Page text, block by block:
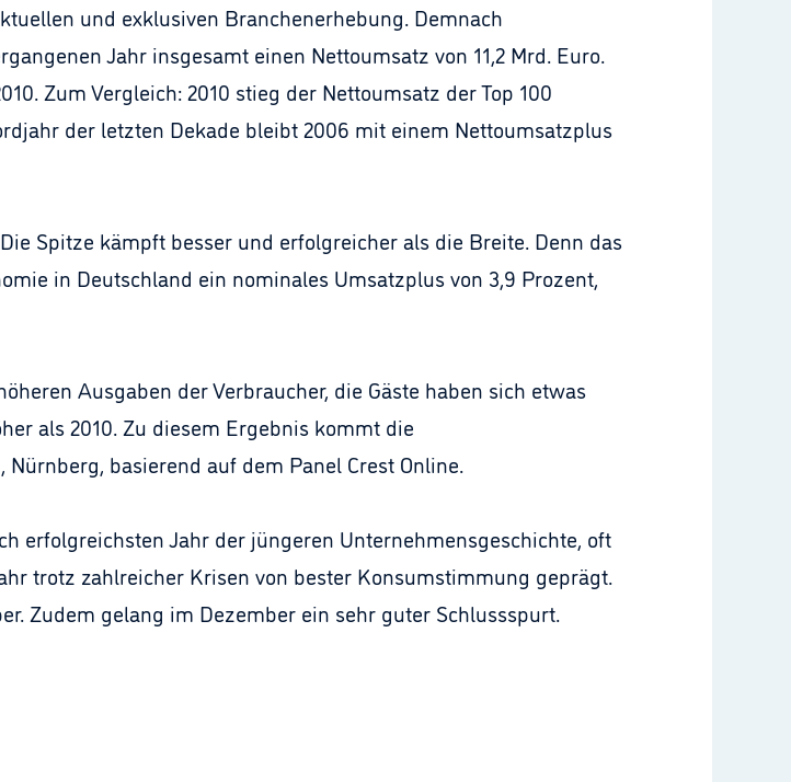
und exklusiven Branchenerhebung. Demnach
Jahr insgesamt einen Nettoumsatz von 11,2 Mrd. Euro.
Zum Vergleich: 2010 stieg der Nettoumsatz der Top 100
der letzten Dekade bleibt 2006 mit einem Nettoumsatzplus
Spitze kämpft besser und erfolgreicher als die Breite. Denn das
in Deutschland ein nominales Umsatzplus von 3,9 Prozent,
Ausgaben der Verbraucher, die Gäste haben sich etwas
als 2010. Zu diesem Ergebnis kommt die
basierend auf dem Panel Crest Online.
erfolgreichsten Jahr der jüngeren Unternehmensgeschichte, oft
trotz zahlreicher Krisen von bester Konsumstimmung geprägt.
Zudem gelang im Dezember ein sehr guter Schlussspurt.